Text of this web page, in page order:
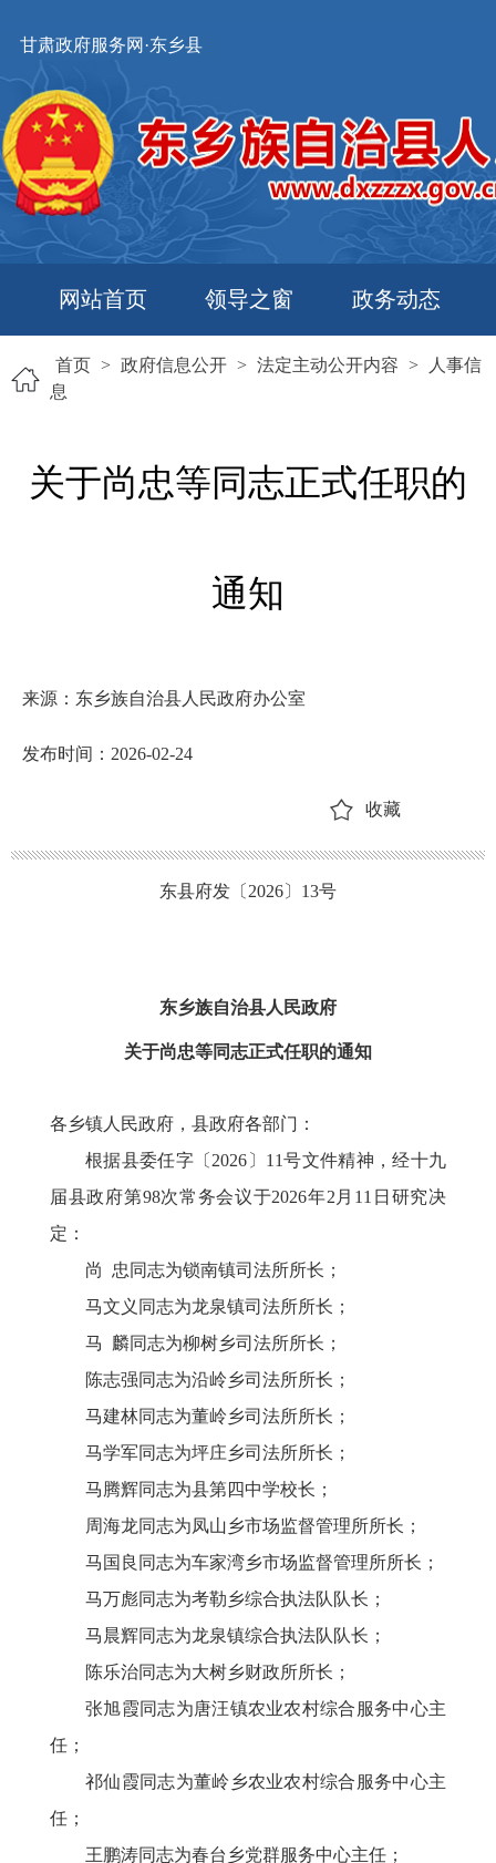
甘肃政府服务网·东乡县
网站首页 领导之窗 政务动态
首页 > 政府信息公开 > 法定主动公开内容 >
人事信
息
关于尚忠等同志正式任职的
通知
来源：东乡族自治县人民政府办公室
发布时间：2026-02-24
收藏
东县府发〔 2026〕 13号
东乡族自治县人民政府
关于尚忠等同志正式任职的通知
各乡镇人民政府，县政府各部门 ：
根据县委任字〔 2026 〕 11号文件精神，经十九
届县政府第98次常务会议于2026年2月11日研究决
定 ：
尚
忠同志为锁南镇司法所所长；
马文义同志为龙泉镇司法所所长；
马
麟同志为柳树乡司法所所长；
陈志强同志为沿岭乡司法所所长；
马建林同志为董岭乡司法所所长；
马学军同志为坪庄乡司法所所长；
马腾辉同志为县第四中学校长；
周海龙同志为凤山乡市场监督管理所所长；
马国良同志为车家湾乡市场监督管理所所长；
马万彪同志为考勒乡综合执法队队长；
马晨辉同志为龙泉镇综合执法队队长；
陈乐治同志为大树乡财政所所长；
张旭霞同志为唐汪镇农业农村综合服务中心主
任；
祁仙霞同志为董岭乡农业农村综合服务中心主
任；
王鹏涛同志为春台乡党群服务中心主任；